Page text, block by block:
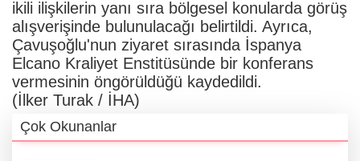
ikili ilişkilerin yanı sıra bölgesel konularda görüş
alışverişinde bulunulacağı belirtildi. Ayrıca,
Çavuşoğlu'nun ziyaret sırasında İspanya
Elcano Kraliyet Enstitüsünde bir konferans
vermesinin öngörüldüğü kaydedildi.
(İlker Turak / İHA)
Çok Okunanlar